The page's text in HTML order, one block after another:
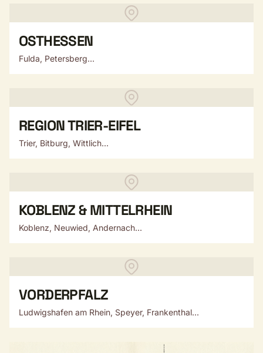
OSTHESSEN
Fulda, Petersberg...
REGION TRIER-EIFEL
Trier, Bitburg, Wittlich...
KOBLENZ & MITTELRHEIN
Koblenz, Neuwied, Andernach...
VORDERPFALZ
Ludwigshafen am Rhein, Speyer, Frankenthal...